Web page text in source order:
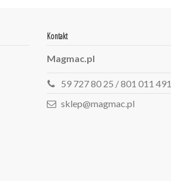
Kontakt
Magmac.pl
59 727 80 25 / 801 011 491
sklep@magmac.pl